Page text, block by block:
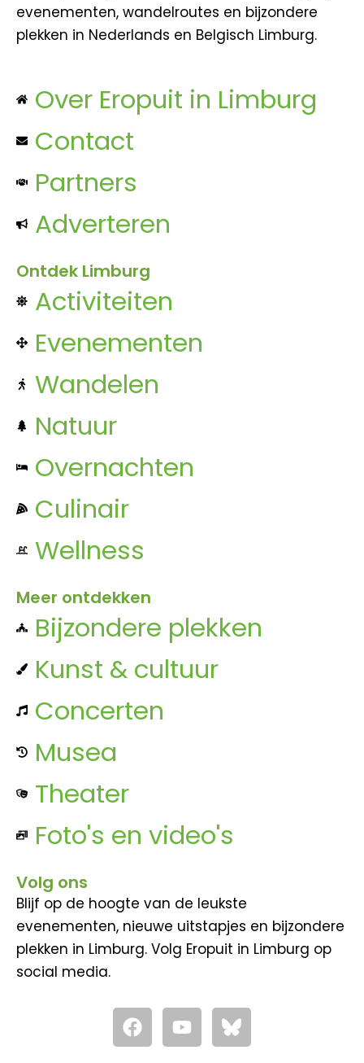
evenementen, wandelroutes en bijzondere
plekken in Nederlands en Belgisch Limburg.
Over Eropuit in Limburg
Contact
Partners
Adverteren
Ontdek Limburg
Activiteiten
Evenementen
Wandelen
Natuur
Overnachten
Culinair
Wellness
Meer ontdekken
Bijzondere plekken
Kunst & cultuur
Concerten
Musea
Theater
Foto's en video's
Volg ons
Blijf op de hoogte van de leukste
evenementen, nieuwe uitstapjes en bijzondere
plekken in Limburg. Volg Eropuit in Limburg op
social media.
F
a
c
Y
o
u